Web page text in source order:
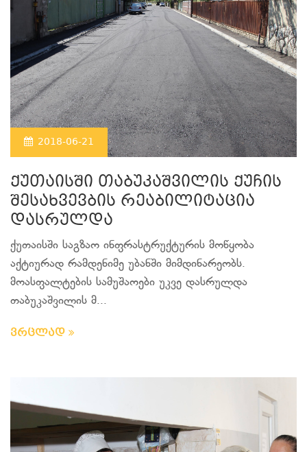
2018-06-21
ქუთაისში თაბუკაშვილის ქუჩის
შესახვევბის რეაბილიტაცია
დასრულდა
ქუთაისში საგზაო ინფრასტრუქტურის მოწყობა
აქტიურად რამდენიმე უბანში მიმდინარეობს.
მოასფალტების სამუშაოები უკვე დასრულდა
თაბუკაშვილის მ...
ვრცლად